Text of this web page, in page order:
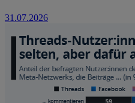
31.07.2026